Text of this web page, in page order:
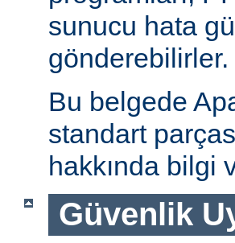
sunucu hata
gönderebilirler.
Bu belgede
standart
hakkında bilgi
Güvenlik